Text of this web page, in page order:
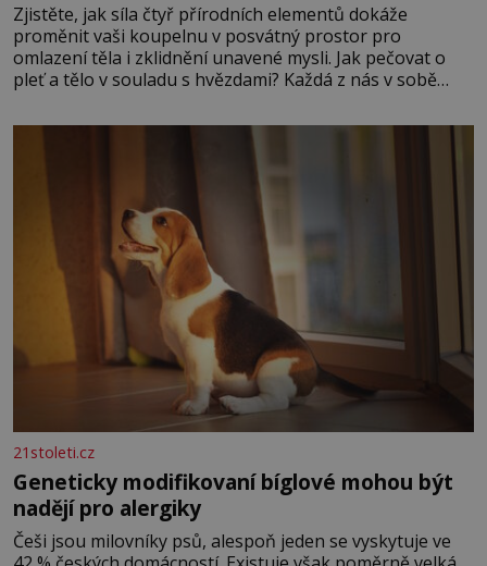
Zjistěte, jak síla čtyř přírodních elementů dokáže
proměnit vaši koupelnu v posvátný prostor pro
omlazení těla i zklidnění unavené mysli. Jak pečovat o
pleť a tělo v souladu s hvězdami? Každá z nás v sobě
povaze, ale i v potřebách naší pokožky. Ohnivá znamení
Ženy narozené ve znamení Berana, Lva a Střelce v sobě
nesou žár, odvahu a neutuchající elán. Vaše
21stoleti.cz
Geneticky modifikovaní bíglové mohou být
nadějí pro alergiky
Češi jsou milovníky psů, alespoň jeden se vyskytuje ve